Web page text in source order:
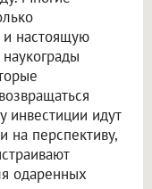
настоящую
инвестиции идут
на перспективу,
одаренных